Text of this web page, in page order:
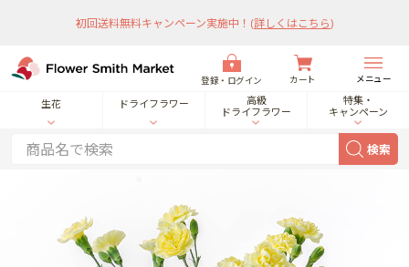
初回送料無料キャンペーン実施中！ (詳しくはこちら)
登録・ログイン カート メニュー
生花 ドライフラワー
高級
ドライフラワー
特集・
キャンペーン
検索